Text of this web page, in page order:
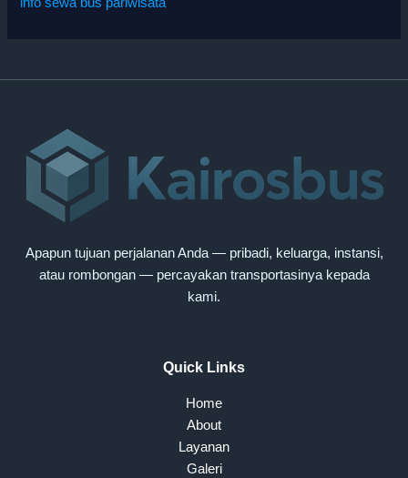
Apapun tujuan perjalanan Anda — pribadi, keluarga, instansi,
atau rombongan — percayakan transportasinya kepada
kami.
Quick Links
Home
About
Layanan
Galeri